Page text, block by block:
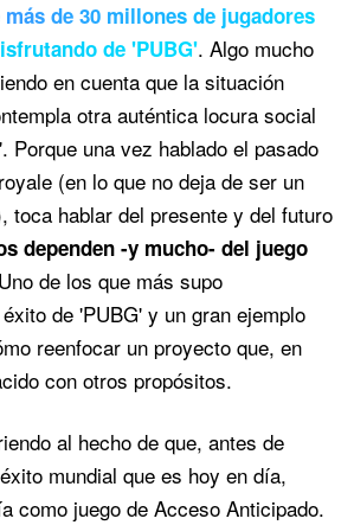
de 30 millones de jugadores
de 'PUBG'. Algo mucho
en cuenta que la situación
otra auténtica locura social
Porque una vez hablado el pasado
(en lo que no deja de ser un
toca hablar del presente y del futuro
dependen -y mucho- del juego
de los que más supo
de 'PUBG' y un gran ejemplo
reenfocar un proyecto que, en
con otros propósitos.
al hecho de que, antes de
mundial que es hoy en día,
como juego de Acceso Anticipado.